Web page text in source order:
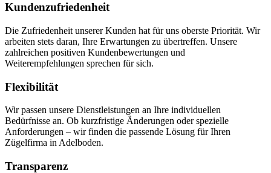
Kundenzufriedenheit
Die Zufriedenheit unserer Kunden hat für uns oberste Priorität. Wir
arbeiten stets daran, Ihre Erwartungen zu übertreffen. Unsere
zahlreichen positiven Kundenbewertungen und
Weiterempfehlungen sprechen für sich.
Flexibilität
Wir passen unsere Dienstleistungen an Ihre individuellen
Bedürfnisse an. Ob kurzfristige Änderungen oder spezielle
Anforderungen – wir finden die passende Lösung für Ihren
Zügelfirma in Adelboden.
Transparenz